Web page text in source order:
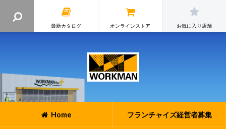
最新カタログ オンラインストア お気に入り店舗
Home フランチャイズ経営者募集